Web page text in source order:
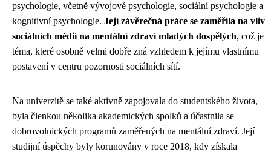
psychologie, včetně vývojové psychologie, sociální psychologie a
kognitivní psychologie. Její závěrečná práce se zaměřila na vliv
sociálních médií na mentální zdraví mladých dospělých, což je
téma, které osobně velmi dobře zná vzhledem k jejímu vlastnímu
postavení v centru pozornosti sociálních sítí.
Na univerzitě se také aktivně zapojovala do studentského života,
byla členkou několika akademických spolků a účastnila se
dobrovolnických programů zaměřených na mentální zdraví. Její
studijní úspěchy byly korunovány v roce 2018, kdy získala